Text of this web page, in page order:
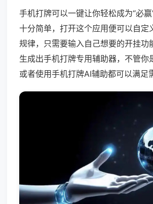
手机打牌可以一键让你轻松成为“必
十分简单，打开这个应用便可以自定
规律，只需要输入自己想要的开挂功
生成出手机打牌专用辅助器，不管你
或者使用手机打牌AI辅助都可以满足